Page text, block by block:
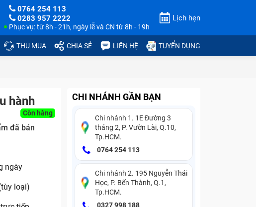
0764 254 113
0283 957 2222
Phục vụ: từ 8h - 21h, ngày lễ và CN từ 8h - 19h
Lịch hẹn
THU MUA CHIA SẺ LIÊN HỆ TUYỂN DỤNG
hành
Còn hàng
đã bán
ngày
loại)
CHI NHÁNH GẦN BẠN
Chi nhánh 1. 1E Đường 3
tháng 2, P. Vườn Lài, Q.10,
Tp.HCM.
0764 254 113
Chi nhánh 2. 195 Nguyễn Thái
Học, P. Bến Thành, Q.1,
Tp.HCM.
0327 998 188